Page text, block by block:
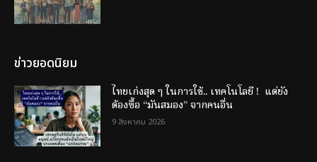
ข่าวยอดนิยม
ไทยเก่งสุด ๆ ในการใช้.. เทคโนโลยี ! แต่ยัง
ต้องซื้อ “มันสมอง” จากคนอื่น
9 สิงหาคม 2026